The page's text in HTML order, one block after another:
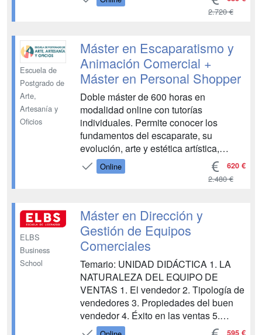
en tienda física, marketing relacional,
móvil en comercio tradicional, prueba...
2.720 €
Escuela de
Postgrado de
Arte,
Artesanía y
Oficios
Máster en Escaparatismo y
Animación Comercial +
Máster en Personal Shopper
Doble máster de 600 horas en
modalidad online con tutorías
individuales. Permite conocer los
fundamentos del escaparate, su
evolución, arte y estética artística,
composición, mercancía, mercado,
venta, publicidad y montaje. Además,
hunting hasta la asesoría de imagen,
historia de...
Online 620 €
2.480 €
ELBS
Business
School
Máster en Dirección y
Gestión de Equipos
Comerciales
Temario: UNIDAD DIDÁCTICA 1. LA
NATURALEZA DEL EQUIPO DE
VENTAS 1. El vendedor 2. Tipología de
vendedores 3. Propiedades del buen
vendedor 4. Éxito en las ventas 5.
Actividades del vendedor 6. Psicología
595 €